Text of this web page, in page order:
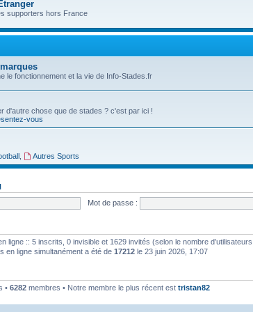
supporters hors France
le fonctionnement et la vie de Info-Stades.fr
d'autre chose que de stades ? c'est par ici !
vous
, Autres Sports
Mot de passe :
ligne :: 5 inscrits, 0 invisible et 1629 invités (selon le nombre
en ligne simultanément a été de 17212 le 23 juin 2026, 17:07
• 6282 membres • Notre membre le plus récent est tristan82